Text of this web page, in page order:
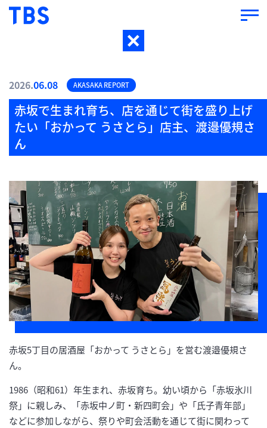
2026.06.08 AKASAKA REPORT
赤坂で生まれ育ち、店を通じて街を盛り上げ
たい「おかって うさとら」店主、渡邉優規さ
ん
赤坂5丁目の居酒屋「おかって うさとら」を営む渡邉優規さ
ん。
1986（昭和61）年生まれ、赤坂育ち。幼い頃から「赤坂氷川
祭」に親しみ、「赤坂中ノ町・新四町会」や「氏子青年部」
などに参加しながら、祭りや町会活動を通じて街に関わって